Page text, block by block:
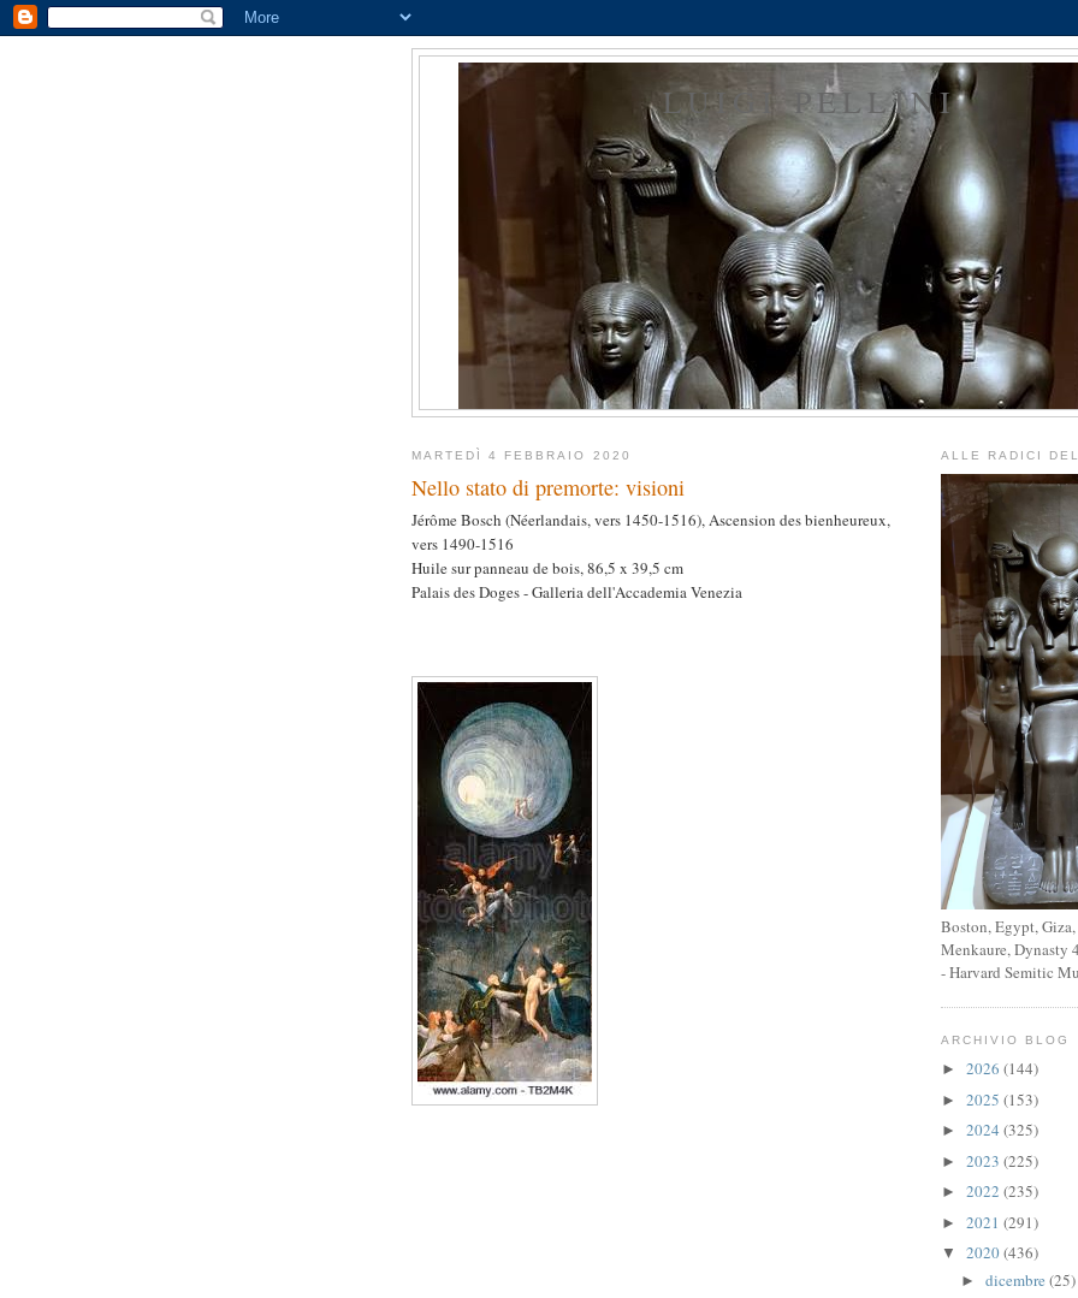
LUIGI PELLINI
MARTEDÌ 4 FEBBRAIO 2020
Nello stato di premorte: visioni
Jérôme Bosch (Néerlandais, vers 1450-1516), Ascension des bienheureux,
vers 1490-1516
Huile sur panneau de bois, 86,5 x 39,5 cm
Palais des Doges - Galleria dell'Accademia Venezia
ALLE RADICI
Boston, Egypt,
Menkaure, Dynasty
- Harvard Semitic
ARCHIVIO BLOG
► 2026 (144)
► 2025 (153)
► 2024 (325)
► 2023 (225)
► 2022 (235)
► 2021 (291)
▼ 2020(436)
► dicembre (25)